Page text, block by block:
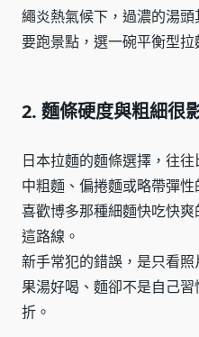
繩炎熱氣候下，過濃的湯
要跑景點，選一碗平衡型
2. 麵條硬度與粗細很
日本拉麵的麵條選擇，往
中粗麵、偏捲麵或略帶彈
喜歡博多那種細麵快吃快
這路線。
新手常犯的錯誤，是只看
果湯好喝、麵卻不是自己
折。